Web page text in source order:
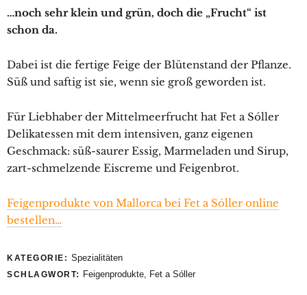
…noch sehr klein und grün, doch die „Frucht“ ist
schon da.
Dabei ist die fertige Feige der Blütenstand der Pflanze.
Süß und saftig ist sie, wenn sie groß geworden ist.
Für Liebhaber der Mittelmeerfrucht hat Fet a Sóller
Delikatessen mit dem intensiven, ganz eigenen
Geschmack: süß-saurer Essig, Marmeladen und Sirup,
zart-schmelzende Eiscreme und Feigenbrot.
Feigenprodukte von Mallorca bei Fet a Sóller online
bestellen…
KATEGORIE: Spezialitäten
SCHLAGWORT: Feigenprodukte, Fet a Sóller